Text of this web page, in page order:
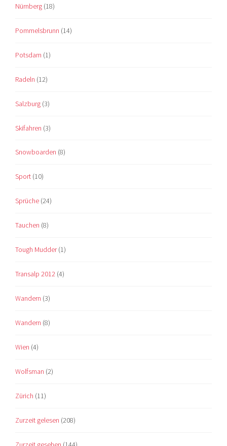
Nürnberg (18)
Pommelsbrunn (14)
Potsdam (1)
Radeln (12)
Salzburg (3)
Skifahren (3)
Snowboarden (8)
Sport (10)
Sprüche (24)
Tauchen (8)
Tough Mudder(1)
Transalp 2012 (4)
Wandern (3)
Wandern (8)
Wien (4)
Wolfsman (2)
Zürich (11)
Zurzeit gelesen (208)